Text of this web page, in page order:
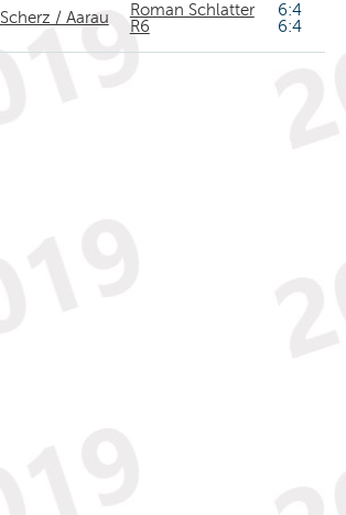
Scherz / Aarau
Roman Schlatter
R6
6:4
6:4